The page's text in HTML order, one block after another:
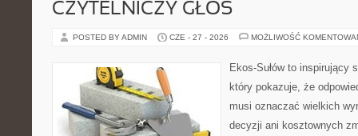
CZYTELNICZY GŁOS
POSTED BY ADMIN CZE - 27 - 2026 MOŻLIWOŚĆ
Ekos-Sułów to inspirujący
który pokazuje, że
musi oznaczać wielkich
decyzji ani kosztownych